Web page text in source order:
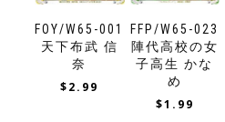
FOY/W65-001
天下布武 信
奈
$2.99
FFP/W65-023
陣代高校の女
子高生 かな
め
$1.99